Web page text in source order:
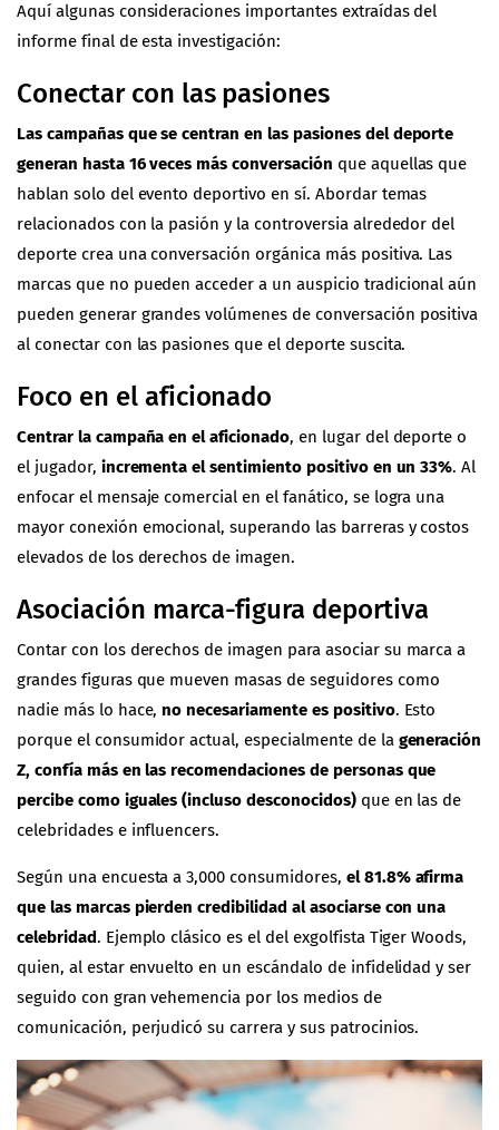
Aquí algunas consideraciones importantes extraídas del
informe final de esta investigación:
Conectar con las pasiones
Las campañas que se centran en las pasiones del deporte
generan hasta 16 veces más conversación que aquellas que
hablan solo del evento deportivo en sí. Abordar temas
relacionados con la pasión y la controversia alrededor del
deporte crea una conversación orgánica más positiva. Las
marcas que no pueden acceder a un auspicio tradicional aún
pueden generar grandes volúmenes de conversación positiva
al conectar con las pasiones que el deporte suscita.
Foco en el aficionado
Centrar la campaña en el aficionado, en lugar del deporte o
el jugador, incrementa el sentimiento positivo en un 33%. Al
enfocar el mensaje comercial en el fanático, se logra una
mayor conexión emocional, superando las barreras y costos
elevados de los derechos de imagen.
Asociación marca-figura deportiva
Contar con los derechos de imagen para asociar su marca a
grandes figuras que mueven masas de seguidores como
nadie más lo hace, no necesariamente es positivo. Esto
porque el consumidor actual, especialmente de la generación
Z, confía más en las recomendaciones de personas que
percibe como iguales (incluso desconocidos)que en las de
celebridades e influencers.
Según una encuesta a 3,000 consumidores, el 81.8% afirma
que las marcas pierden credibilidad al asociarse con una
celebridad. Ejemplo clásico es el del exgolfista Tiger Woods,
quien, al estar envuelto en un escándalo de infidelidad y ser
seguido con gran vehemencia por los medios de
comunicación, perjudicó su carrera y sus patrocinios.